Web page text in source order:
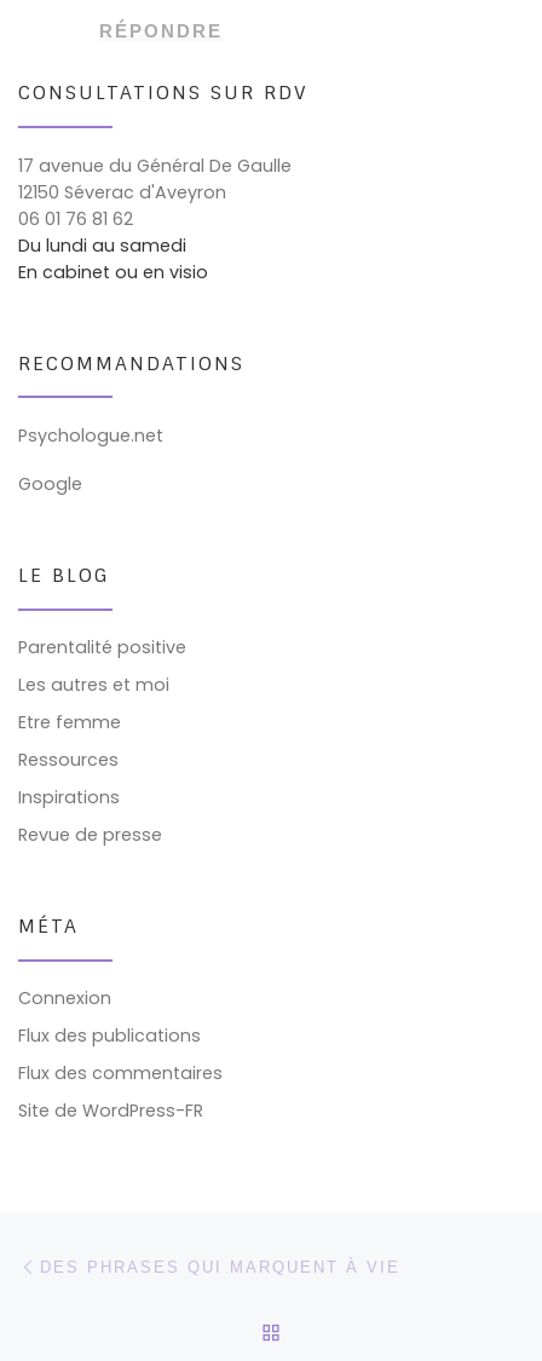
RÉPONDRE
CONSULTATIONS SUR RDV
17 avenue du Général De Gaulle
12150 Séverac d'Aveyron
06 01 76 81 62
Du lundi au samedi
En cabinet ou en visio
RECOMMANDATIONS
Psychologue.net
Google
LE BLOG
Parentalité positive
Les autres et moi
Etre femme
Ressources
Inspirations
Revue de presse
MÉTA
Connexion
Flux des publications
Flux des commentaires
Site de WordPress-FR
Parcourir les articles
DES PHRASES QUI MARQUENT À VIE